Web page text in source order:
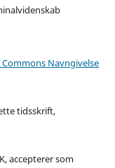
Commons Navngivelse
tidsskrift,
accepterer som